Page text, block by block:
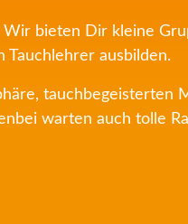
Wir bieten Dir kleine
Tauchlehrer ausbilden.
tauchbegeisterten
warten auch tolle